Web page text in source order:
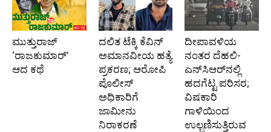
ಮುತ್ತುರಾಜ್
‘ರಾಜಕುಮಾರ್‍’
ಆದ ಕಥೆ
ದಲಿತ ಟೆಕ್ಕಿ ಕೆವಿನ್
ಅಮಾನವೀಯ ಹತ್ಯೆ
ಪ್ರಕರಣ; ಆರೋಪಿ
ಪೊಲೀಸ್‌
ಅಧಿಕಾರಿಗೆ
ಜಾಮೀನು
ನಿರಾಕರಣೆ
ದೀಪಾವಳಿಯ
ನಂತರ ದೆಹಲಿ-
ಎನ್‌ಸಿಆರ್‌ನಲ್ಲಿ
ಹದಗೆಟ್ಟ ಪರಿಸರ;
ವಿಷಕಾರಿ
ಗಾಳಿಯಿಂದ
ಉಲ್ಬಣಿಸುತ್ತಿರುವ